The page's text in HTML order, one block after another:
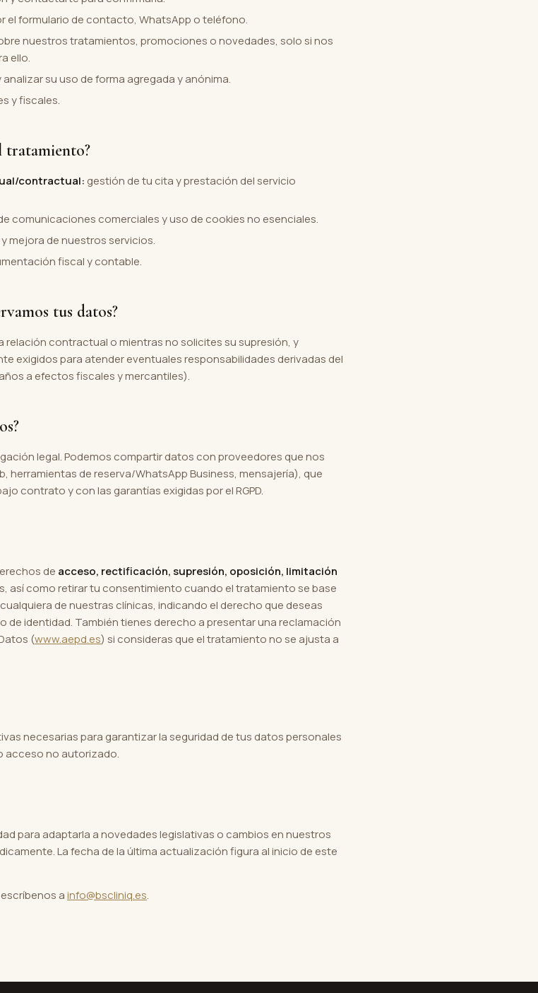
el formulario de contacto, WhatsApp o teléfono.
nuestros tratamientos, promociones o novedades, solo si nos
ello.
su uso de forma agregada y anónima.
y fiscales.
tratamiento?
contractual: gestión de tu cita y prestación del servicio
comunicaciones comerciales y uso de cookies no esenciales.
mejora de nuestros servicios.
fiscal y contable.
tus datos?
contractual o mientras no solicites su supresión, y
exigidos para atender eventuales responsabilidades derivadas del
a efectos fiscales y mercantiles).
legal. Podemos compartir datos con proveedores que nos
de reserva/WhatsApp Business, mensajería), que
contrato y con las garantías exigidas por el RGPD.
de acceso, rectificación, supresión, oposición, limitación
así como retirar tu consentimiento cuando el tratamiento se base
de nuestras clínicas, indicando el derecho que deseas
identidad. También tienes derecho a presentar una reclamación
(www.aepd.es) si consideras que el tratamiento no se ajusta a
necesarias para garantizar la seguridad de tus datos personales
acceso no autorizado.
para adaptarla a novedades legislativas o cambios en nuestros
La fecha de la última actualización figura al inicio de este
ainfo@bscliniq.es.